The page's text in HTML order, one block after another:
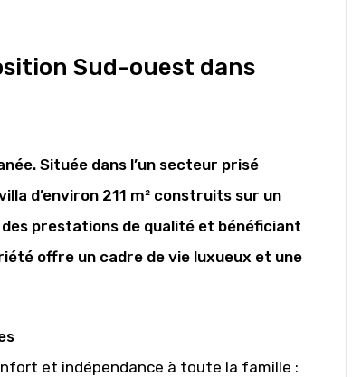
Sud-ouest dans
Située dans l’un secteur prisé
d’environ 211 m² construits sur un
prestations de qualité et bénéficiant
offre un cadre de vie luxueux et une
et indépendance à toute la famille :